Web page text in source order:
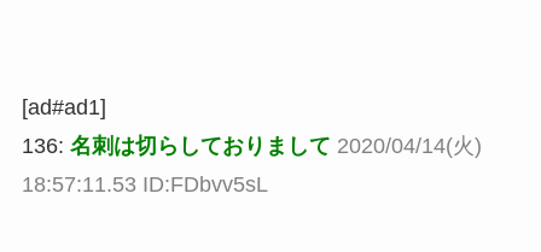
[ad#ad1]
136: 名刺は切らしておりまして 2020/04/14(火)
18:57:11.53 ID:FDbvv5sL